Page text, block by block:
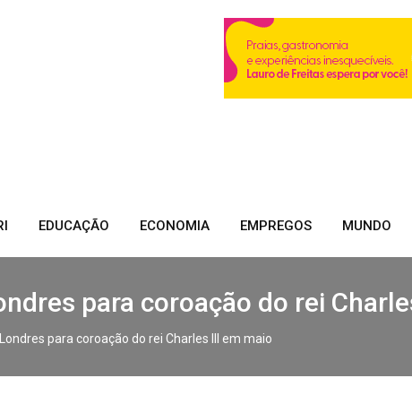
EDUCAÇÃO ECONOMIA EMPREGOS MUNDO
para coroação do rei
para coroação do rei Charles III em maio